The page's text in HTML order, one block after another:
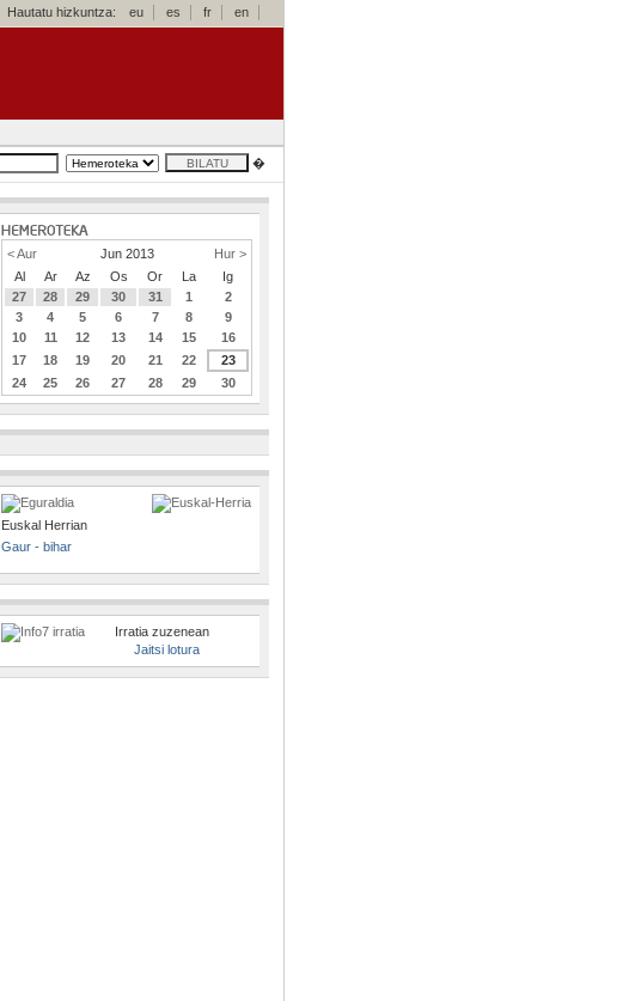
Hautatu hizkuntza: eu es fr en
�
< Aur Jun 2013
Hur >
Al
Ar Az Os Or La
Ig
27
28 29 30 31 1
2
3
4 5 6 7 8
9
10
11 12 13 14 15
16
17
18 19 20 21 22
23
24
25 26 27 28 29 30
Euskal Herrian
Gaur - bihar
Irratia zuzenean
Jaitsi lotura